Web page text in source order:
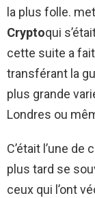
la plus folle.
Cryptoqui
cette suite a
transférant la
plus grande
Londres ou
C’était l’une
plus tard se
ceux qui l’ont